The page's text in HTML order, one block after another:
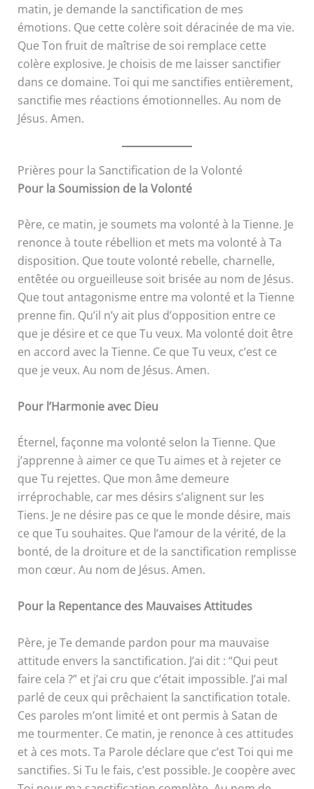
matin, je demande la sanctification de mes
émotions. Que cette colère soit déracinée de ma vie.
Que Ton fruit de maîtrise de soi remplace cette
colère explosive. Je choisis de me laisser sanctifier
dans ce domaine. Toi qui me sanctifies entièrement,
sanctifie mes réactions émotionnelles. Au nom de
Jésus. Amen.
Prières pour la Sanctification de la Volonté
Pour la Soumission de la Volonté
Père, ce matin, je soumets ma volonté à la Tienne. Je
renonce à toute rébellion et mets ma volonté à Ta
disposition. Que toute volonté rebelle, charnelle,
entêtée ou orgueilleuse soit brisée au nom de Jésus.
Que tout antagonisme entre ma volonté et la Tienne
prenne fin. Qu’il n’y ait plus d’opposition entre ce
que je désire et ce que Tu veux. Ma volonté doit être
en accord avec la Tienne. Ce que Tu veux, c’est ce
que je veux. Au nom de Jésus. Amen.
Pour l’Harmonie avec Dieu
Éternel, façonne ma volonté selon la Tienne. Que
j’apprenne à aimer ce que Tu aimes et à rejeter ce
que Tu rejettes. Que mon âme demeure
irréprochable, car mes désirs s’alignent sur les
Tiens. Je ne désire pas ce que le monde désire, mais
ce que Tu souhaites. Que l’amour de la vérité, de la
bonté, de la droiture et de la sanctification remplisse
mon cœur. Au nom de Jésus. Amen.
Pour la Repentance des Mauvaises Attitudes
Père, je Te demande pardon pour ma mauvaise
attitude envers la sanctification. J’ai dit : “Qui peut
faire cela ?” et j’ai cru que c’était impossible. J’ai mal
parlé de ceux qui prêchaient la sanctification totale.
Ces paroles m’ont limité et ont permis à Satan de
me tourmenter. Ce matin, je renonce à ces attitudes
et à ces mots. Ta Parole déclare que c’est Toi qui me
sanctifies. Si Tu le fais, c’est possible. Je coopère avec